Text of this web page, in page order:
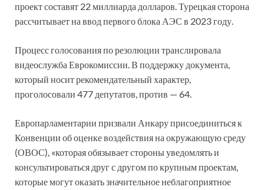
проект составят 22 миллиарда долларов. Турецкая сторона
рассчитывает на ввод первого блока АЭС в 2023 году.
Процесс голосования по резолюции транслировала
видеослужба Еврокомиссии. В поддержку документа,
который носит рекомендательный характер,
проголосовали 477 депутатов, против — 64.
Европарламентарии призвали Анкару присоединиться к
Конвенции об оценке воздействия на окружающую среду
(ОВОС), «которая обязывает стороны уведомлять и
консультироваться друг с другом по крупным проектам,
которые могут оказать значительное неблагоприятное